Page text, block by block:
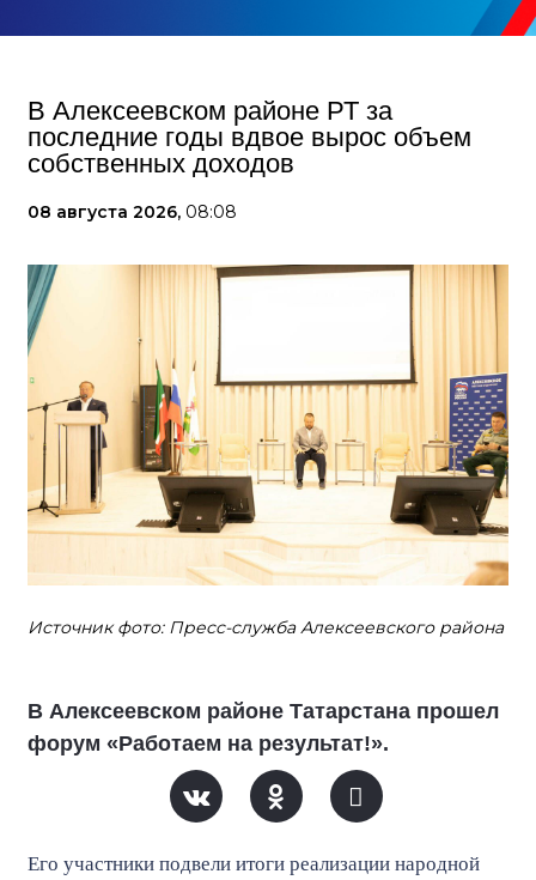
В Алексеевском районе РТ за
последние годы вдвое вырос объем
собственных доходов
08 августа 2026, 08:08
Источник фото: Пресс-служба Алексеевского района
В Алексеевском районе Татарстана прошел
форум «Работаем на результат!».
Его участники подвели итоги реализации народной